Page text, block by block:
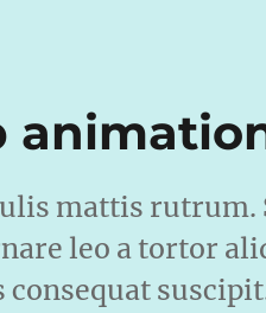
mattis rutrum.
leo a tortor